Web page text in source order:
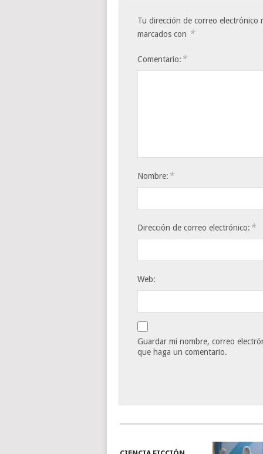
Tu dirección de correo electrónico
marcados con *
Comentario: *
Nombre: *
Dirección de correo electrónico: *
Web:
Guardar mi nombre, correo
que haga un comentario.